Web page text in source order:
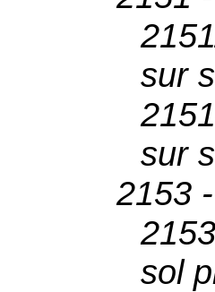
sur
sur
2153
sol